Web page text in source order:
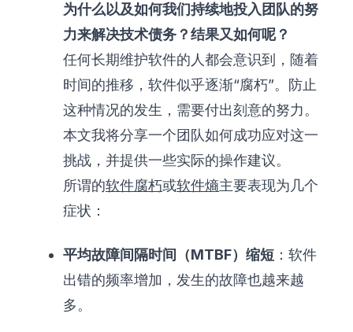
为什么以及如何我们持续地投入团队的努
力来解决技术债务？结果又如何呢？
任何长期维护软件的人都会意识到，随着
时间的推移，软件似乎逐渐“腐朽”。防止
这种情况的发生，需要付出刻意的努力。
本文我将分享一个团队如何成功应对这一
挑战，并提供一些实际的操作建议。
所谓的软件腐朽或软件熵主要表现为几个
症状：
平均故障间隔时间（MTBF）缩短 ：软件
出错的频率增加，发生的故障也越来越
多。